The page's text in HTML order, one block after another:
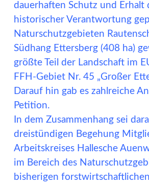
dauerhaften Schutz und
historischer Verantwortung
Naturschutzgebieten
Südhang Ettersberg (408 ha)
größte Teil der Landschaft im
FFH-Gebiet Nr. 45 „Großer
Darauf hin gab es zahlreiche
Petition.
In dem Zusammenhang sei
dreistündigen Begehung
Arbeitskreises Hallesche
im Bereich des
bisherigen